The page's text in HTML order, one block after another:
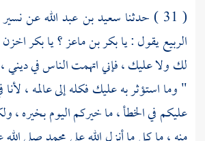
( 31 ) حدثنا
سعيد بن عبد اللهعننسير
الربيعيقول : يابكر بن ماعز؟ يابكر
لك ولا عليك ، فإني اتهمت الناس في ديني
" وما استؤثر به عليك فكله إلى عالمه ،
عليكم في الخطأ ، ما خيركم اليوم بخيره